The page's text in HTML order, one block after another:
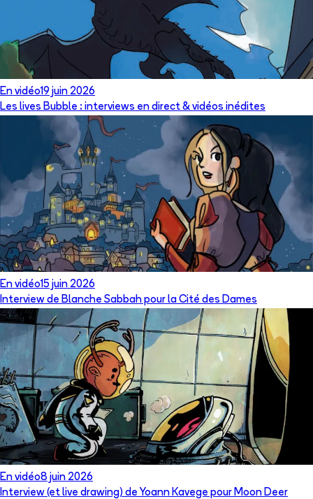
En vidéo19 juin 2026
Les lives Bubble : interviews en direct & vidéos inédites
En vidéo15 juin 2026
Interview de Blanche Sabbah pour la Cité des Dames
En vidéo8 juin 2026
Interview (et live drawing) de Yoann Kavege pour Moon Deer